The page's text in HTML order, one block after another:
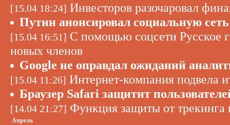
[15.04 18:24] Инвесторов разочаровал
Путин анонсировал социальную
[15.04 16:51] С помощью соцсети Русское
новых членов
Google не оправдал ожиданий
[15.04 11:26] Интернет-компания подвела
Браузер Safari защитит
[14.04 21:27] Функция защиты от
Апрель